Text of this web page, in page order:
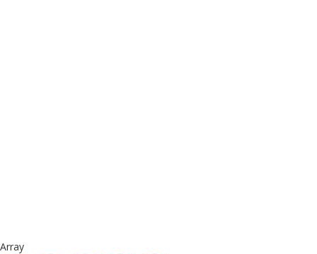
Array